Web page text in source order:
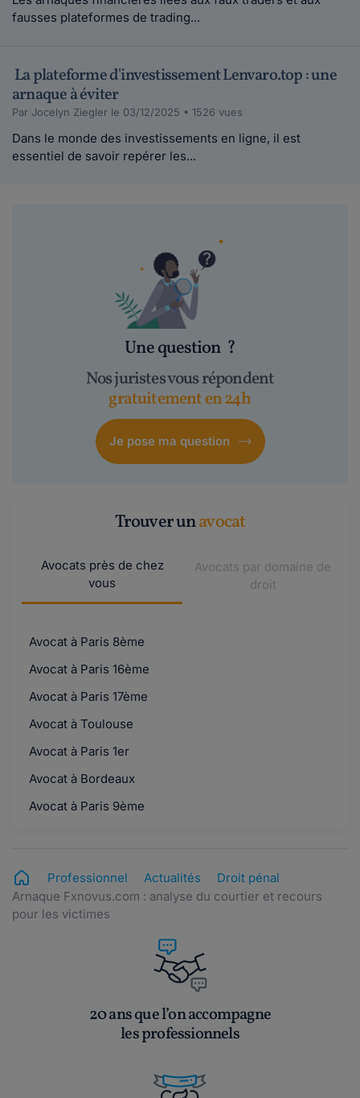
fausses plateformes de trading...
La plateforme d'investissement Lenvaro.top : une
arnaque à éviter
Par Jocelyn Ziegler le 03/12/2025 • 1526 vues
Dans le monde des investissements en ligne, il est
essentiel de savoir repérer les...
Une question ?
Nos juristes vous répondent
gratuitement en 24h
Je pose ma question
Trouver unavocat
Avocats près de chez
vous
Avocats par domaine de
droit
Avocat à Paris 8ème
Avocat à Paris 16ème
Avocat à Paris 17ème
Avocat à Toulouse
Avocat à Paris 1er
Avocat à Bordeaux
Avocat à Paris 9ème
Professionnel Actualités
Droit pénal
Arnaque Fxnovus.com : analyse du courtier et recours
pour les victimes
20 ans que l’on accompagne
les professionnels